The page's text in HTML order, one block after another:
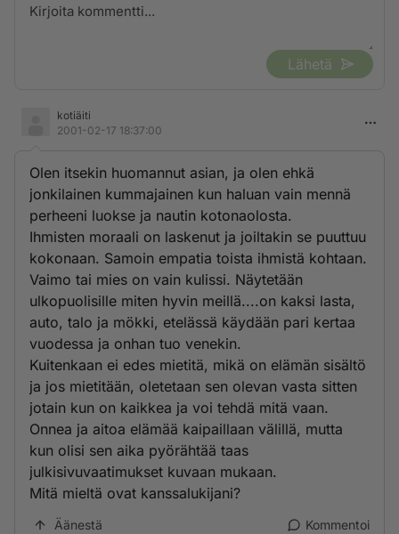
Lähetä
kotiäiti
2001-02-17 18:37:00
Olen itsekin huomannut asian, ja olen ehkä
jonkilainen kummajainen kun haluan vain mennä
perheeni luokse ja nautin kotonaolosta.
Ihmisten moraali on laskenut ja joiltakin se puuttuu
kokonaan. Samoin empatia toista ihmistä kohtaan.
Vaimo tai mies on vain kulissi. Näytetään
ulkopuolisille miten hyvin meillä....on kaksi lasta,
auto, talo ja mökki, etelässä käydään pari kertaa
vuodessa ja onhan tuo venekin.
Kuitenkaan ei edes mietitä, mikä on elämän sisältö
ja jos mietitään, oletetaan sen olevan vasta sitten
jotain kun on kaikkea ja voi tehdä mitä vaan.
Onnea ja aitoa elämää kaipaillaan välillä, mutta
kun olisi sen aika pyörähtää taas
julkisivuvaatimukset kuvaan mukaan.
Mitä mieltä ovat kanssalukijani?
Äänestä Kommentoi